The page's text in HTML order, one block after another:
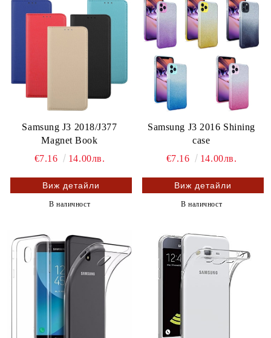
Samsung J3 2018/J377
Magnet Book
€7.16
14.00лв.
Виж детайли
В наличност
Samsung J3 2016 Shining
case
€7.16
14.00лв.
Виж детайли
В наличност